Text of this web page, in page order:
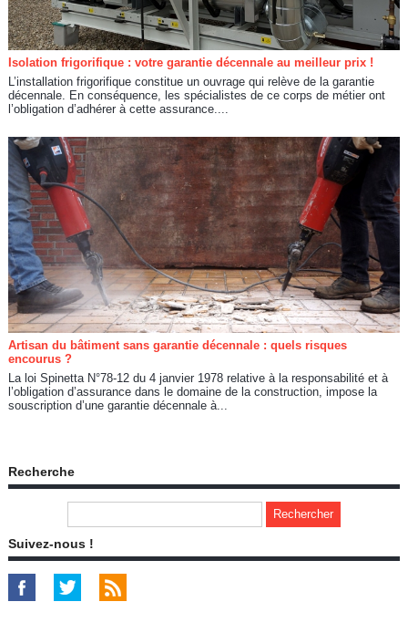
Isolation frigorifique : votre garantie décennale au meilleur prix !
L’installation frigorifique constitue un ouvrage qui relève de la garantie
décennale. En conséquence, les spécialistes de ce corps de métier ont
l’obligation d’adhérer à cette assurance....
Artisan du bâtiment sans garantie décennale : quels risques
encourus ?
La loi Spinetta N°78-12 du 4 janvier 1978 relative à la responsabilité et à
l’obligation d’assurance dans le domaine de la construction, impose la
souscription d’une garantie décennale à...
Recherche
Suivez-nous !